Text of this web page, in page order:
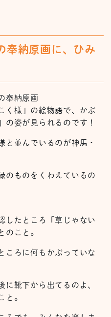
奉納原画に、ひみ
奉納原画
く様」の絵物語で、かぶ
の姿が見られるのです！
と並んでいるのが神馬・
のものをくわえているの
したところ「草じゃない
のこと。
ころに何もかぶっていな
に靴下から出てるのよ、
と。